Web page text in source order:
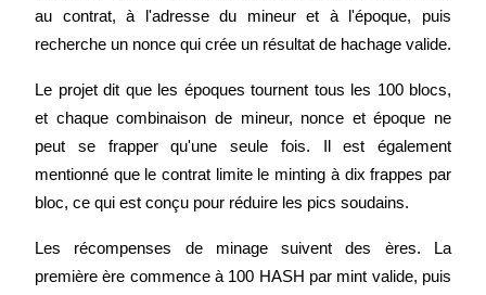
Prêts
Service d'emprunt adossé à des cryptomonnaies
au contrat, à l'adresse du mineur et à l'époque, puis
recherche un nonce qui crée un résultat de hachage valide.
Le projet dit que les époques tournent tous les 100 blocs,
et chaque combinaison de mineur, nonce et époque ne
peut se frapper qu'une seule fois. Il est également
mentionné que le contrat limite le minting à dix frappes par
bloc, ce qui est conçu pour réduire les pics soudains.
Les récompenses de minage suivent des ères. La
première ère commence à 100 HASH par mint valide, puis